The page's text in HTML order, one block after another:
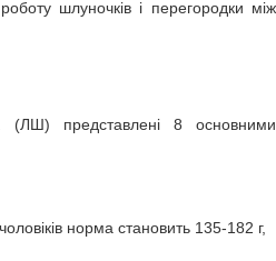
шлуночків і перегородки між
(ЛШ) представлені 8 основними
норма становить 135-182 г,